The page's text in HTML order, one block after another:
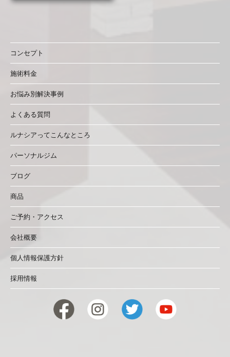
コンセプト
施術料金
お悩み別解決事例
よくある質問
ルナシアってこんなところ
パーソナルジム
ブログ
商品
ご予約・アクセス
会社概要
個人情報保護方針
採用情報